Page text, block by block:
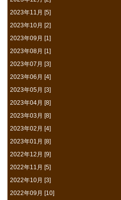
2023年11月 [5]
2023年10月 [2]
2023年09月 [1]
2023年08月 [1]
2023年07月 [3]
2023年06月 [4]
2023年05月 [3]
2023年04月 [8]
2023年03月 [8]
2023年02月 [4]
2023年01月 [8]
2022年12月 [9]
2022年11月 [5]
2022年10月 [3]
2022年09月 [10]